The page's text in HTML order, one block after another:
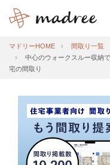
マドリーHOME
間取り一覧
中心のウォークスルー収納
宅の間取り